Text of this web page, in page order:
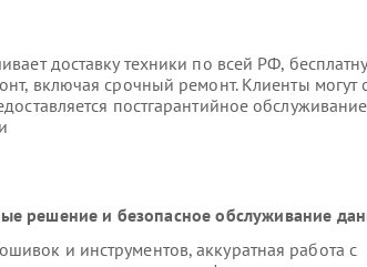
доставку техники по всей РФ,
включая срочный ремонт. Клиенты могут
постгарантийное
решение и безопасное обслуживание
и инструментов, аккуратная работа с